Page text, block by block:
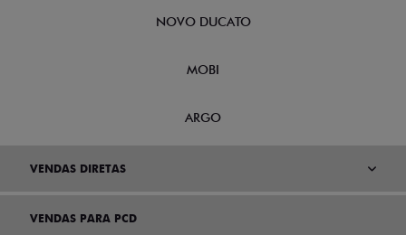
NOVO DUCATO
MOBI
ARGO
VENDAS DIRETAS
VENDAS PARA PCD